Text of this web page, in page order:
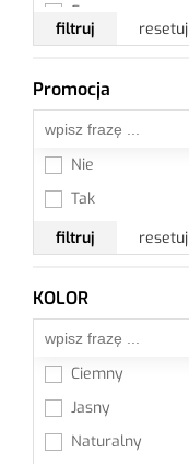
Fauna
Flora
Khars
Life
Smaki Życia
filtruj resetuj
Promocja
Nie
Tak
filtruj
resetuj
KOLOR
Ciemny
Jasny
Naturalny